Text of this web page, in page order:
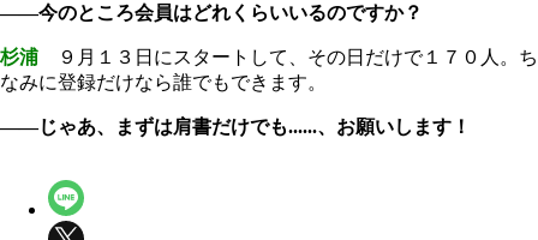
――今のところ会員はどれくらいいるのですか？
杉浦 ９月１３日にスタートして、その日だけで１７０人。ち
なみに登録だけなら誰でもできます。
――じゃあ、まずは肩書だけでも......、お願いします！